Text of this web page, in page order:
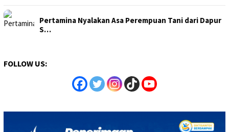
Pertamina Nyalakan Asa Perempuan Tani dari Dapur
S…
FOLLOW US: